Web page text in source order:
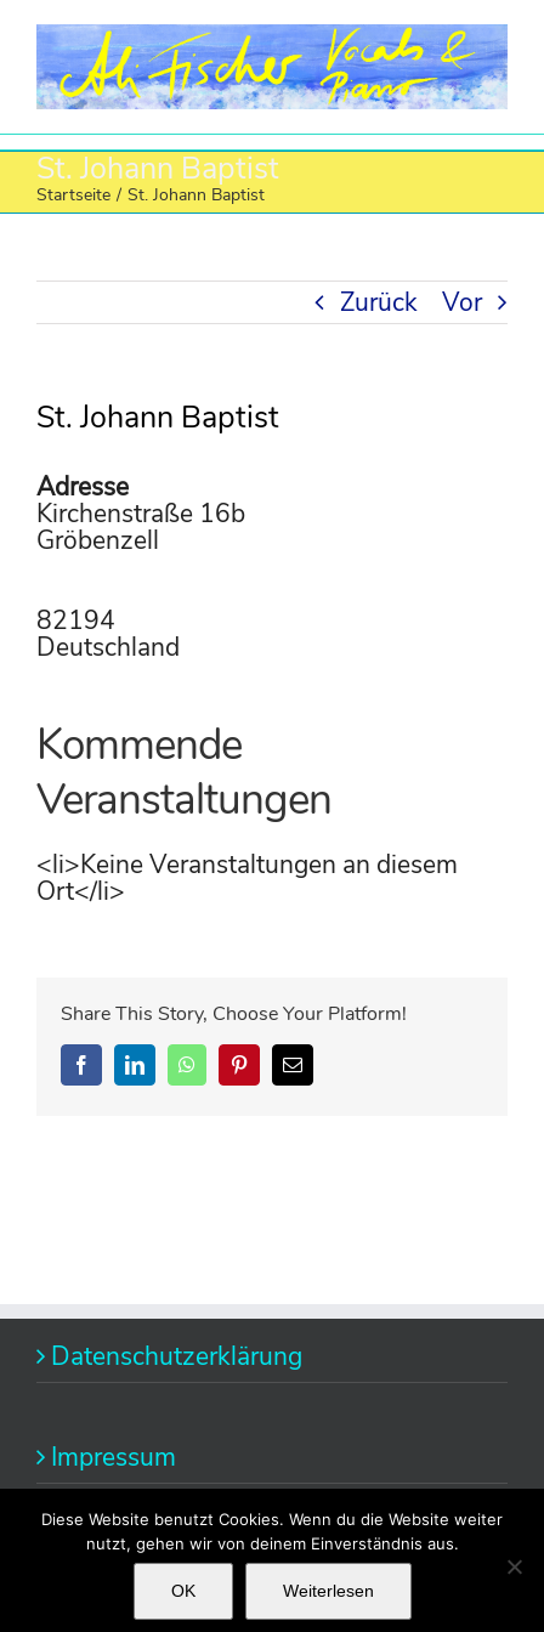
Inhalt
springen
St. Johann Baptist
Startseite / St. Johann Baptist
Zurück Vor
St. Johann Baptist
Adresse
Kirchenstraße 16b
Gröbenzell
82194
Deutschland
Kommende
Veranstaltungen
<li>Keine Veranstaltungen an diesem
Ort</li>
Share This Story, Choose Your Platform!
FacebookLinkedInWhatsAppPinterestE-
Mail
Datenschutzerklärung
Impressum
Copyright 2014 Alexandra Fischer | All Rights Reserved
Diese Website benutzt Cookies. Wenn du die Website weiter
nutzt, gehen wir von deinem Einverständnis aus.
OK Weiterlesen